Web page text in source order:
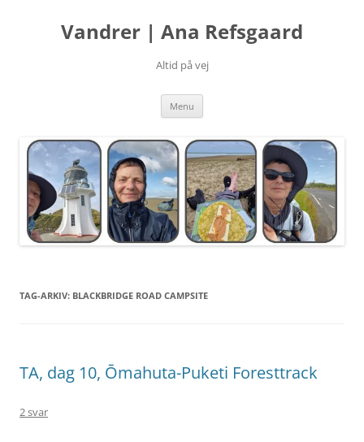
Vandrer | Ana Refsgaard
Altid på vej
Menu
TAG-ARKIV: BLACKBRIDGE ROAD CAMPSITE
TA, dag 10, Ōmahuta-Puketi Foresttrack
2 svar